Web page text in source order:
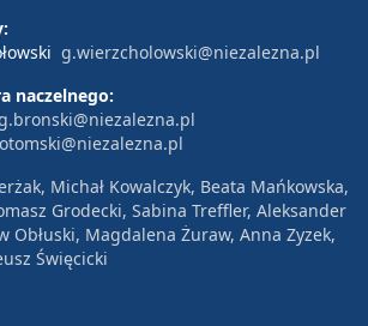
g.wierzcholowski@niezalezna.pl
naczelnego:
Michał Kowalczyk, Beata Mańkowska,
Grodecki, Sabina Treffler, Aleksander
Obłuski, Magdalena Żuraw, Anna Zyzek,
Święcicki